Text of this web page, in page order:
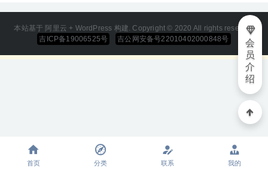
本站基于 阿里云 + WordPress 构建. Copyright © 2020 All rights reserved
吉ICP备19006525号
吉公网安备号22010402000848号
会
员
介
绍
首页 分类 联系 我的